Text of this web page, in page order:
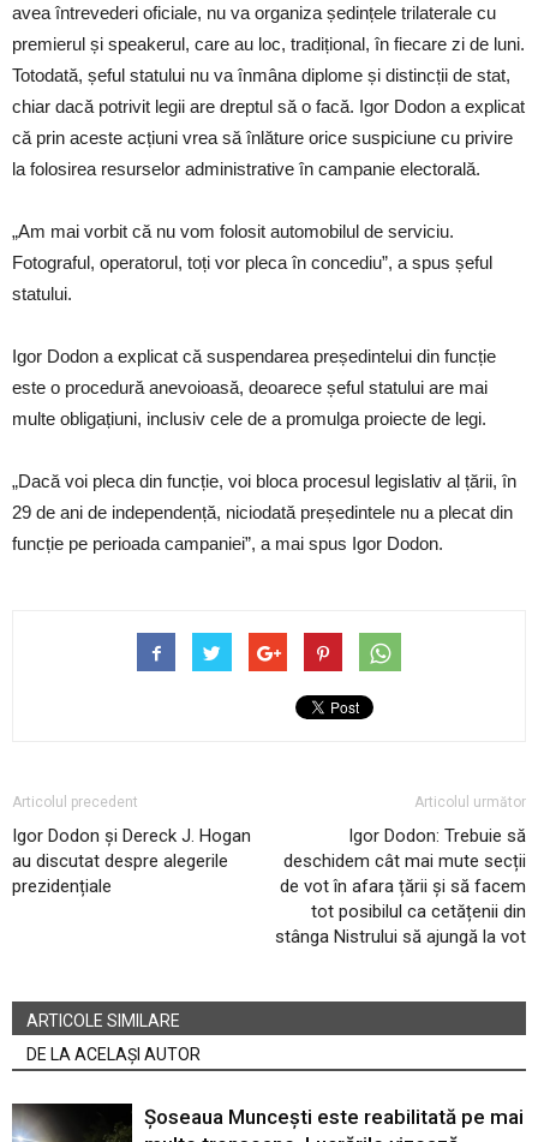
avea întrevederi oficiale, nu va organiza ședințele trilaterale cu
premierul și speakerul, care au loc, tradițional, în fiecare zi de luni.
Totodată, șeful statului nu va înmâna diplome și distincții de stat,
chiar dacă potrivit legii are dreptul să o facă. Igor Dodon a explicat
că prin aceste acțiuni vrea să înlăture orice suspiciune cu privire
la folosirea resurselor administrative în campanie electorală.
„Am mai vorbit că nu vom folosit automobilul de serviciu.
Fotograful, operatorul, toți vor pleca în concediu”, a spus șeful
statului.
Igor Dodon a explicat că suspendarea președintelui din funcție
este o procedură anevoioasă, deoarece șeful statului are mai
multe obligațiuni, inclusiv cele de a promulga proiecte de legi.
„Dacă voi pleca din funcție, voi bloca procesul legislativ al țării, în
29 de ani de independență, niciodată președintele nu a plecat din
funcție pe perioada campaniei”, a mai spus Igor Dodon.
Articolul precedent
Igor Dodon și Dereck J. Hogan
au discutat despre alegerile
prezidențiale
Articolul următor
Igor Dodon: Trebuie să
deschidem cât mai mute secții
de vot în afara țării și să facem
tot posibilul ca cetățenii din
stânga Nistrului să ajungă la vot
ARTICOLE SIMILARE
DE LA ACELAȘI AUTOR
Șoseaua Muncești este reabilitată pe mai